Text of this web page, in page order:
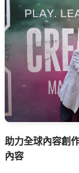
助力全球內容創
內容